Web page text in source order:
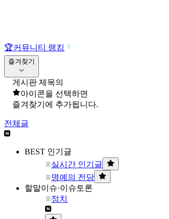
🏆커뮤니티 랭킹
즐겨찾기
게시판 제목의
아이콘을 선택하면
즐겨찾기에 추가됩니다.
전체글
BEST 인기글
실시간 인기글
명예의 전당
할말이슈·이슈토론
정치